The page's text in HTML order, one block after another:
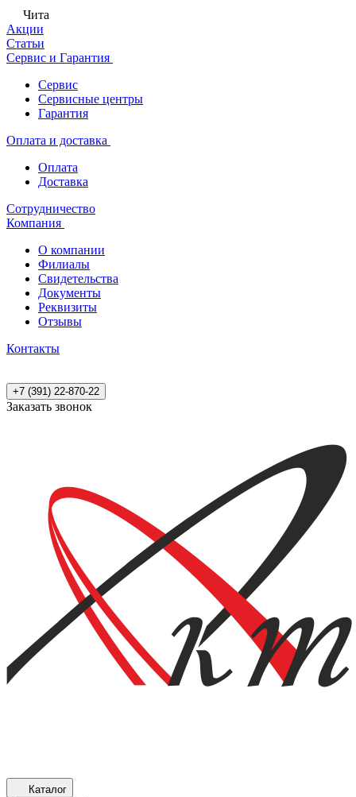
Чита
Акции
Статьи
Сервис и Гарантия
Сервис
Сервисные центры
Гарантия
Оплата и доставка
Оплата
Доставка
Сотрудничество
Компания
О компании
Филиалы
Свидетельства
Документы
Реквизиты
Отзывы
Контакты
+7 (391) 22-870-22
Заказать звонок
Каталог